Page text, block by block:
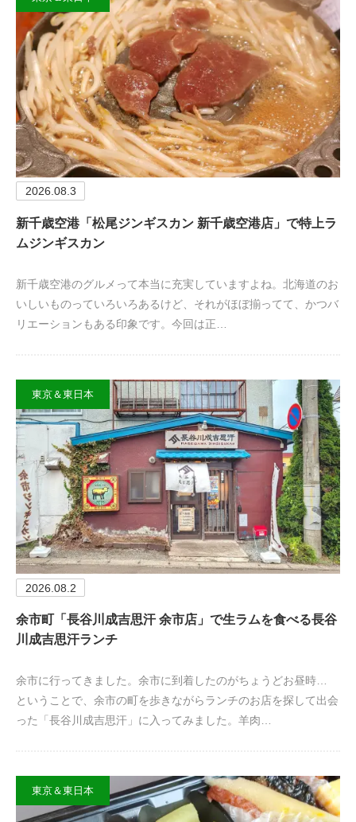
2026.08.3
新千歳空港「松尾ジンギスカン 新千歳空港店」で特上ラ
ムジンギスカン
新千歳空港のグルメって本当に充実していますよね。北海道のお
いしいものっていろいろあるけど、それがほぼ揃ってて、かつバ
リエーションもある印象です。今回は正…
東京＆東日本
2026.08.2
余市町「長谷川成吉思汗 余市店」で生ラムを食べる長谷
川成吉思汗ランチ
余市に行ってきました。余市に到着したのがちょうどお昼時…
ということで、余市の町を歩きながらランチのお店を探して出会
った「長谷川成吉思汗」に入ってみました。羊肉…
東京＆東日本